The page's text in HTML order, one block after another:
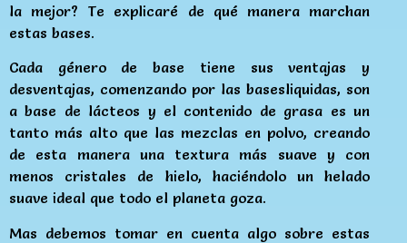
la mejor? Te explicaré de qué manera marchan
estas bases.
Cada género de base tiene sus ventajas y
desventajas, comenzando por las basesliquidas, son
a base de lácteos y el contenido de grasa es un
tanto más alto que las mezclas en polvo, creando
de esta manera una textura más suave y con
menos cristales de hielo, haciéndolo un helado
suave ideal que todo el planeta goza.
Mas debemos tomar en cuenta algo sobre estas